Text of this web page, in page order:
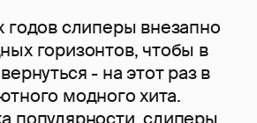
годов слиперы внезапно
горизонтов, чтобы в
- на этот раз в
модного хита.